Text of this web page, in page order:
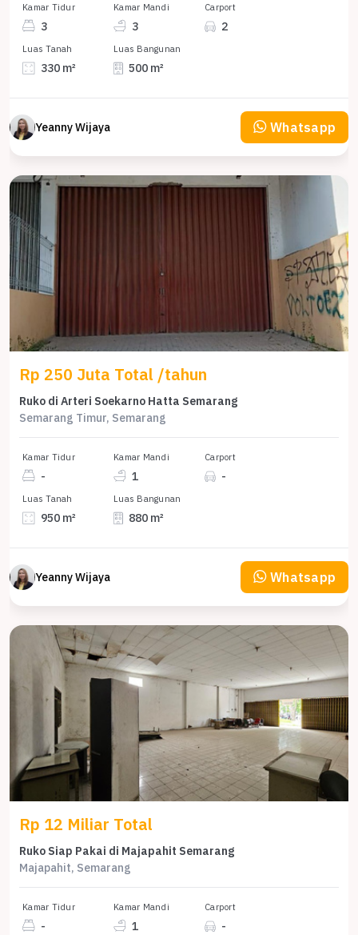
Kamar Tidur
3
Kamar Mandi
3
Carport
2
Luas Tanah
330 m²
Luas Bangunan
500 m²
Yeanny Wijaya Whatsapp
Rp 250 Juta Total /tahun
Ruko di Arteri Soekarno Hatta Semarang
Semarang Timur, Semarang
Kamar Tidur
-
Kamar Mandi
1
Carport
-
Luas Tanah
950 m²
Luas Bangunan
880 m²
Yeanny Wijaya Whatsapp
Rp 12 Miliar Total
Ruko Siap Pakai di Majapahit Semarang
Majapahit, Semarang
Kamar Tidur
-
Kamar Mandi
1
Carport
-